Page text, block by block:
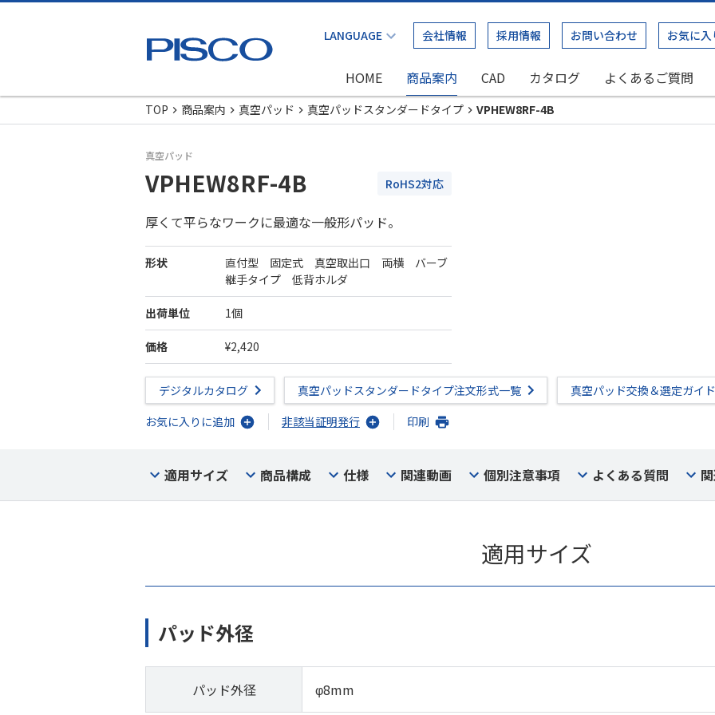
会社情報 採用情報 お問い合わせ お気に入
HOME 商品案内 CAD カタログ よくあるご質問
TOP
商品案内 真空パッド 真空パッドスタンダードタイプ VPHEW8RF-4B
真空パッド
VPHEW8RF-4B RoHS2対応
厚くて平らなワークに最適な一般形パッド。
形状
直付型 固定式 真空取出口 両横 バーブ
継手タイプ 低背ホルダ
出荷単位 1個
価格 ¥2,420
デジタルカタログ 真空パッドスタンダードタイプ注文形式一覧
真空パッド交換＆選定ガイド
お気に入りに追加
非該当証明発行 印刷
適用サイズ 商品構成 仕様 関連動画 個別注意事項 よくある質問
適用サイズ
パッド外径
パッド外径 φ8mm